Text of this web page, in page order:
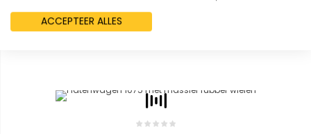
ACCEPTEER ALLES